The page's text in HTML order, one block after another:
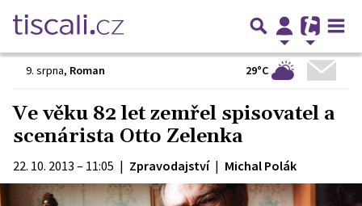
9. srpna, Roman 29°C
Ve věku 82 let zemřel spisovatel a
scenárista Otto Zelenka
22. 10. 2013 – 11:05 | Zpravodajství | Michal Polák